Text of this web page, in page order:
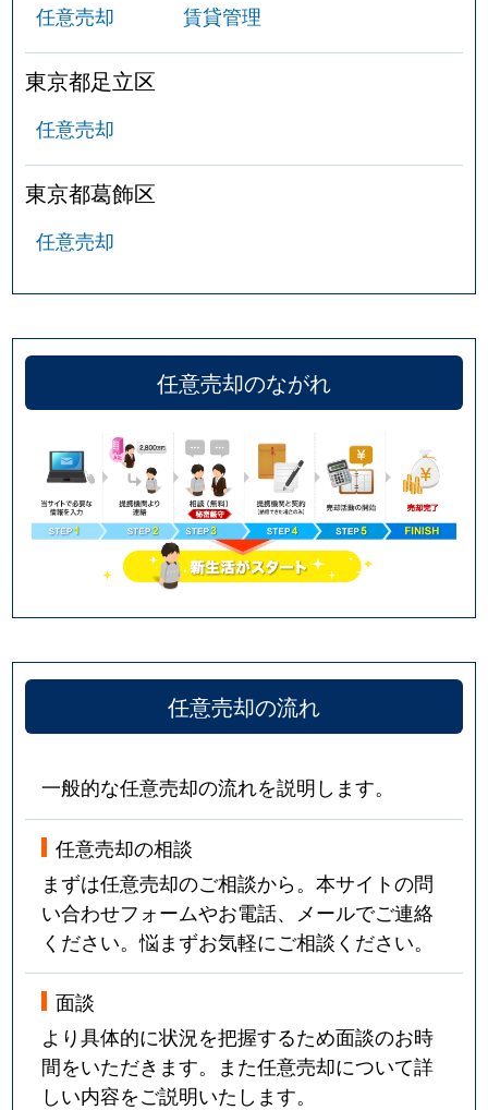
任意売却 賃貸管理
東京都足立区
任意売却
東京都葛飾区
任意売却
任意売却のながれ
任意売却の流れ
一般的な任意売却の流れを説明します。
任意売却の相談
まずは任意売却のご相談から。本サイトの問
い合わせフォームやお電話、メールでご連絡
ください。悩まずお気軽にご相談ください。
面談
より具体的に状況を把握するため面談のお時
間をいただきます。また任意売却について詳
しい内容をご説明いたします。